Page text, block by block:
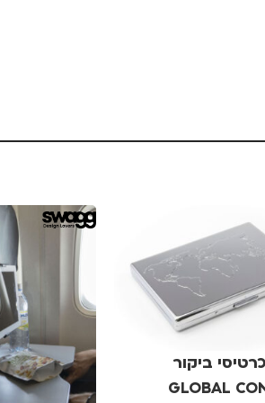
ביקור
GLOBAL